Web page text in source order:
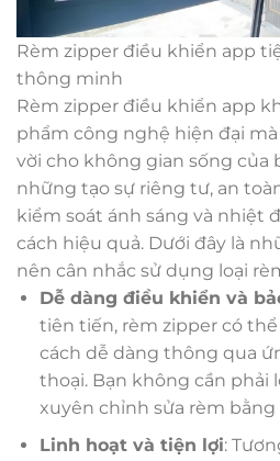
Rèm zipper điều khiển app
thông minh
Rèm zipper điều khiển app
phẩm công nghệ hiện đại
vời cho không gian sống của
những tạo sự riêng tư, an
kiểm soát ánh sáng và nhiệt
cách hiệu quả. Dưới đây là
nên cân nhắc sử dụng loại
Dễ dàng điều khiển và
tiên tiến, rèm zipper có
cách dễ dàng thông qua
thoại. Bạn không cần phải
xuyên chỉnh sửa rèm bằng
Linh hoạt và tiện lợi: